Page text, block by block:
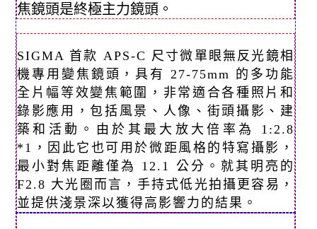
焦鏡頭是終極主力鏡頭。
SIGMA 首款 APS-C 尺寸微單眼無反光鏡相
機專用變焦鏡頭，具有 27-75mm 的多功能
全片幅等效變焦範圍，非常適合各種照片和
錄影應用，包括風景、人像、街頭攝影、建
築和活動。由於其最大放大倍率為 1:2.8
*1，因此它也可用於微距風格的特寫攝影，
最小對焦距離僅為 12.1 公分。就其明亮的
F2.8 大光圈而言，手持式低光拍攝更容易，
並提供淺景深以獲得高影響力的結果。